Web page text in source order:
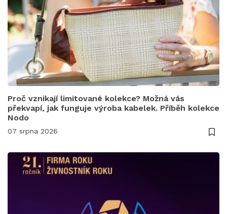
Proč vznikají limitované kolekce? Možná vás
překvapí, jak funguje výroba kabelek. Příběh kolekce
Nodo
07 srpna 2026